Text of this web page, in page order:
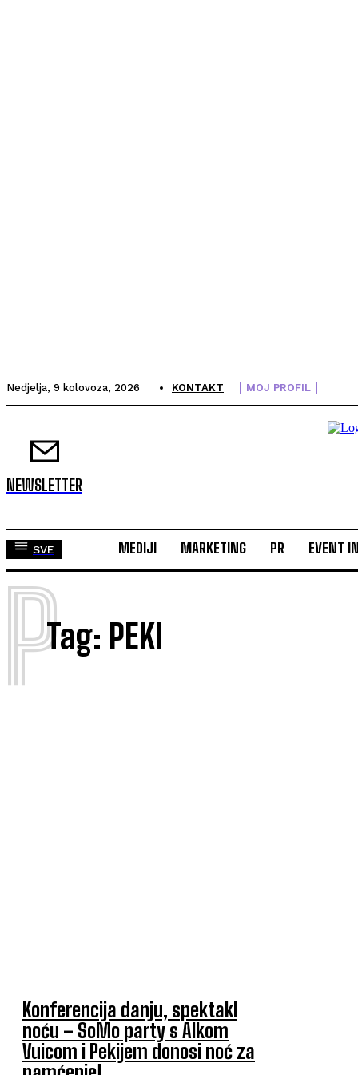
Nedjelja, 9 kolovoza, 2026 KONTAKT MOJ PROFIL
NEWSLETTER
SVE MEDIJI MARKETING PR EVENT
Tag: PEKI
P
Konferencija danju, spektakl
noću – SoMo party s Alkom
Vuicom i Pekijem donosi noć za